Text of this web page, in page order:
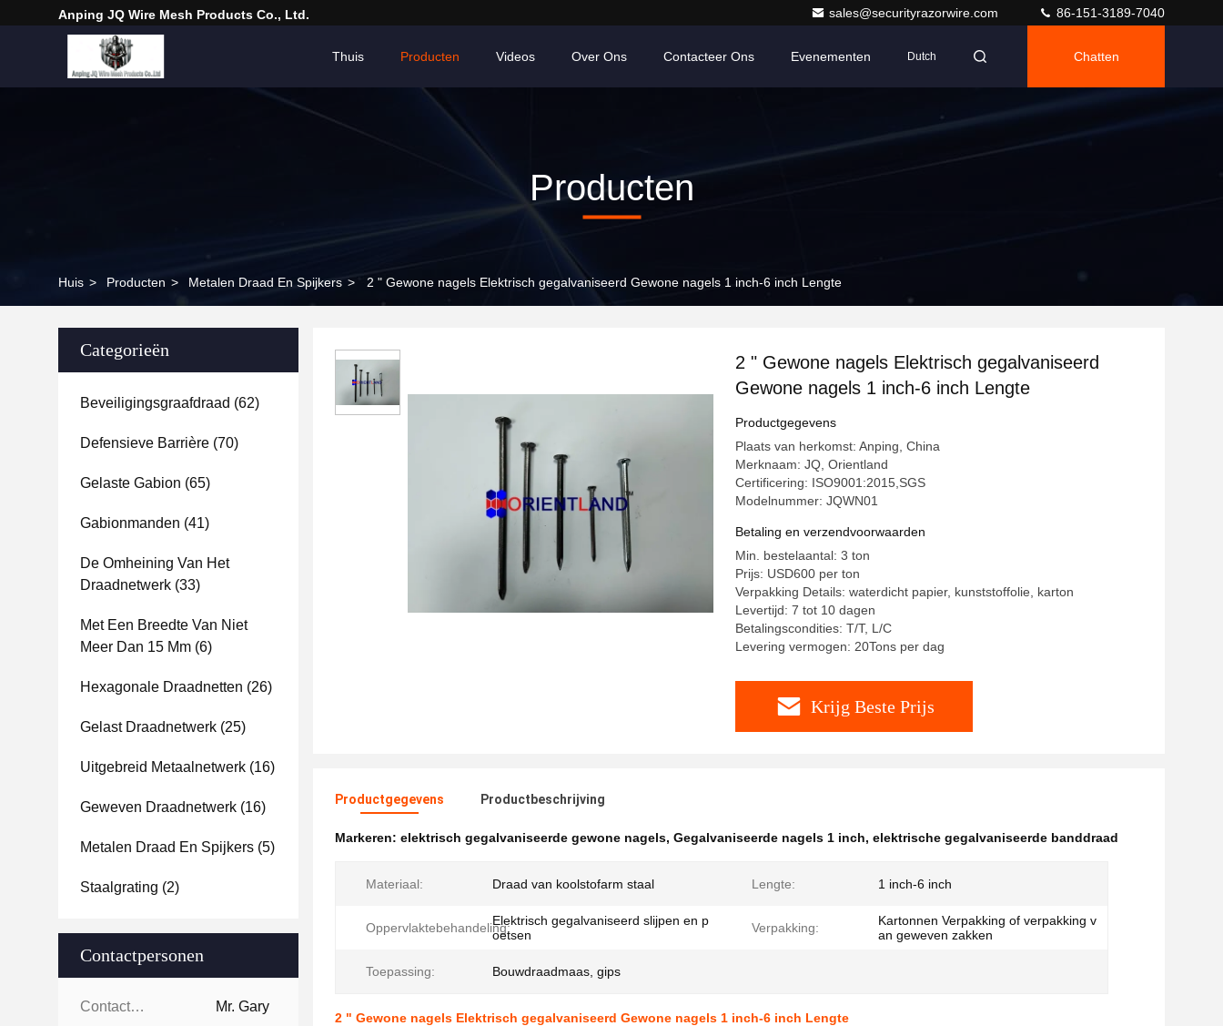
Anping JQ Wire Mesh Products Co., Ltd. sales@securityrazorwire.com 86-151-3189-7040
Thuis Producten Videos Over Ons Contacteer Ons Evenementen Dutch Chatten
Producten
Huis > Producten > Metalen Draad En Spijkers > 2 " Gewone nagels Elektrisch gegalvaniseerd Gewone nagels 1 inch-6 inch Lengte
Categorieën
Beveiligingsgraafdraad (62)
Defensieve Barrière (70)
Gelaste Gabion (65)
Gabionmanden (41)
De Omheining Van Het
Draadnetwerk (33)
Met Een Breedte Van Niet
Meer Dan 15 Mm (6)
Hexagonale Draadnetten (26)
Gelast Draadnetwerk (25)
Uitgebreid Metaalnetwerk (16)
Geweven Draadnetwerk (16)
Metalen Draad En Spijkers (5)
Staalgrating (2)
Contactpersonen
Contactpersonen: Mr. Gary
2 " Gewone nagels Elektrisch gegalvaniseerd
Gewone nagels 1 inch-6 inch Lengte
Productgegevens
Plaats van herkomst: Anping, China
Merknaam: JQ, Orientland
Certificering: ISO9001:2015,SGS
Modelnummer: JQWN01
Betaling en verzendvoorwaarden
Min. bestelaantal: 3 ton
Prijs: USD600 per ton
Verpakking Details: waterdicht papier, kunststoffolie, karton
Levertijd: 7 tot 10 dagen
Betalingscondities: T/T, L/C
Levering vermogen: 20Tons per dag
Krijg Beste Prijs
Productgegevens Productbeschrijving
Markeren: elektrisch gegalvaniseerde gewone nagels, Gegalvaniseerde nagels 1 inch, elektrische gegalvaniseerde banddraad
Materiaal: Draad van koolstofarm staal Lengte: 1 inch-6 inch
Oppervlaktebehandeling:Elektrisch gegalvaniseerd slijpen en p
oetsen
Verpakking:
Kartonnen Verpakking of verpakking v
an geweven zakken
Toepassing: Bouwdraadmaas, gips
2 " Gewone nagels Elektrisch gegalvaniseerd Gewone nagels 1 inch-6 inch Lengte